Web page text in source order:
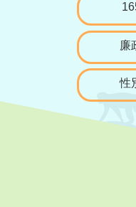
廉
性